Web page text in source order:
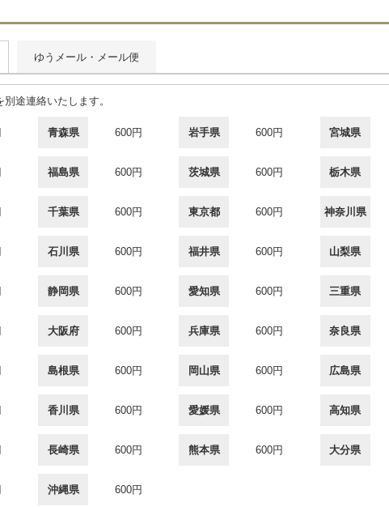
ゆうメール・メール便
途連絡いたします。
青森県 600円 岩手県 600円 宮城県
福島県 600円 茨城県 600円 栃木県
千葉県 600円 東京都 600円 神奈川県
石川県 600円 福井県 600円 山梨県
静岡県 600円 愛知県 600円 三重県
大阪府 600円 兵庫県 600円 奈良県
島根県 600円 岡山県 600円 広島県
香川県 600円 愛媛県 600円 高知県
長崎県 600円 熊本県 600円 大分県
沖縄県 600円